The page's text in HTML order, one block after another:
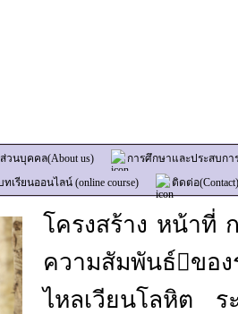
วนบุคคล(About us)
การศึกษาและประสบกา
ทเรียนออนไลน์ (online course) ติดต่อ(Contact)
โครงสร้าง หน้าที่
ความสัมพันธ์ขอ
ไหลเวียนโลหิต ร